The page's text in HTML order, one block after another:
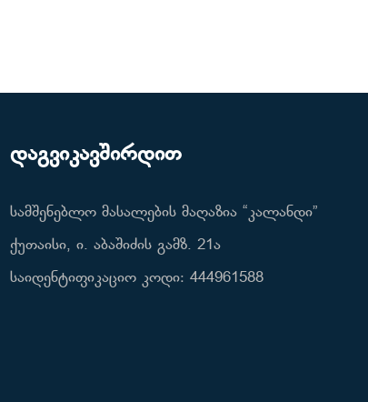
დაგვიკავშირდით
სამშენებლო მასალების მაღაზია “კალანდი”
ქუთაისი, ი. აბაშიძის გამზ. 21ა
საიდენტიფიკაციო კოდი: 444961588